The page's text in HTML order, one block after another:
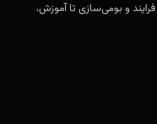
و بومی‌سازی تا آموزش،